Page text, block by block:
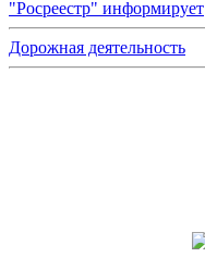
"Росреестр" информирует
Дорожная деятельность